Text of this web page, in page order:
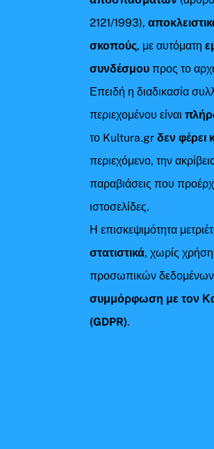
2121/1993),
σκοπούς, με αυτόματη
συνδέσμου προς το
Επειδή η διαδικασία
περιεχομένου είναι
το Kultura.grδεν φέρει
περιεχόμενο, την
παραβιάσεις που
ιστοσελίδες.
Η επισκεψιμότητα
στατιστικά, χωρίς
προσωπικών
συμμόρφωση με τον
(GDPR).